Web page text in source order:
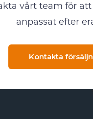
vårt team för
anpassat efter
Kontakta